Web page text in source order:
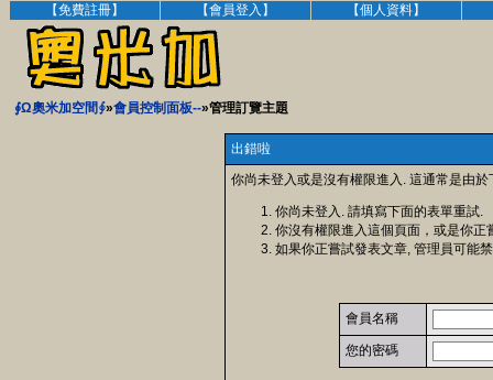
【免費註冊】 【會員登入】 【個人資料】
∮Ω奧米加空間∮»會員控制面板--»管理訂覽主題
出錯啦
你尚未登入或是沒有權限進入. 這通常是由於
你尚未登入. 請填寫下面的表單重試.
你沒有權限進入這個頁面，或是你
如果你正嘗試發表文章, 管理員可能
會員名稱
您的密碼